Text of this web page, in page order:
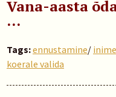
Vana-aasta
…
Tags:ennustamine/
koerale valida